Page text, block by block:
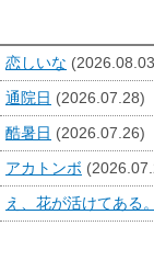
恋しいな
通院日 (2026.07.28)
酷暑日 (2026.07.26)
アカトンボ
え、花が活けてある。